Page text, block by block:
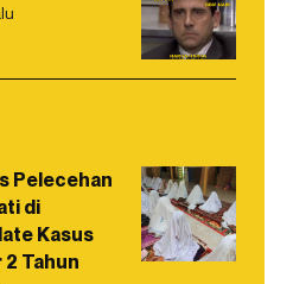
Pelecehan
di
Kasus
2 Tahun